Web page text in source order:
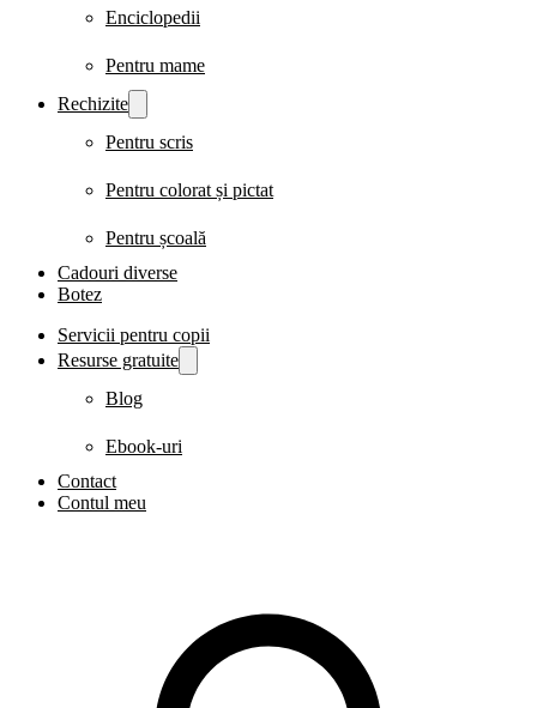
Enciclopedii
Pentru mame
Rechizite
Pentru scris
Pentru colorat și pictat
Pentru școală
Cadouri diverse
Botez
Servicii pentru copii
Resurse gratuite
Blog
Ebook-uri
Contact
Contul meu